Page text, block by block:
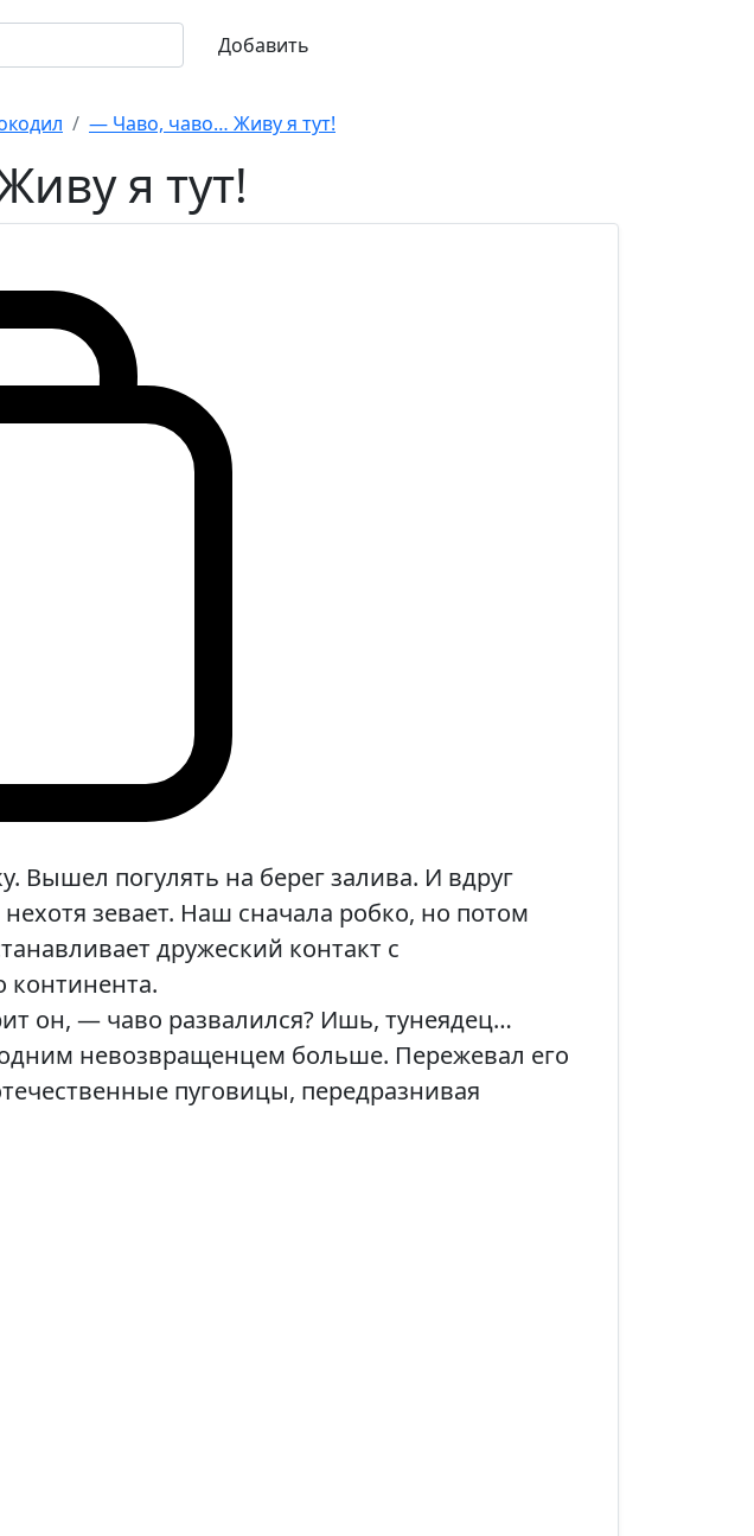
Добавить
— Чаво, чаво… Живу я тут!
я тут!
Вышел погулять на берег залива. И вдруг
зевает. Наш сначала робко, но потом
дружеский контакт с
континента.
он, — чаво развалился? Ишь, тунеядец…
невозвращенцем больше. Пережевал его
пуговицы, передразнивая